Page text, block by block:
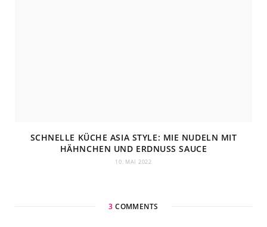
SCHNELLE KÜCHE ASIA STYLE: MIE NUDELN MIT
HÄHNCHEN UND ERDNUSS SAUCE
10. MAI 2022
3 COMMENTS